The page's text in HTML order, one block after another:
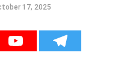
17, 2025